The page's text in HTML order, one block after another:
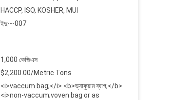
HACCP, ISO, KOSHER, MUI
ইদু---007
1,000 কেজিএস
$2,200.00/Metric Tons
<i>vaccum bag;</i> <b>ভ্যাকুয়াম ব্যাগ;</b>
<i>non-vaccum;voven bag or as